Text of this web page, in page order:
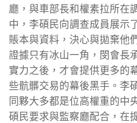
廳，與車部長和權素拉所在
中，李碩民向調查成員展示
賬本與資料，決心與拋棄他
證據只有冰山一角，閔會長
實力之後，才會提供更多的
些骯髒交易的幕後黑手。李
同夥大多都是位高權重的中
碩民要求與監察廳配合，在